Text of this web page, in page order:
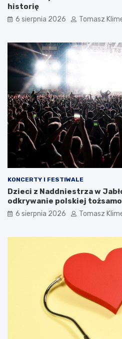
historię
6 sierpnia 2026 Tomasz
KONCERTY I FESTIWALE
Dzieci z Naddniestrza w
odkrywanie polskiej
6 sierpnia 2026 Tomasz